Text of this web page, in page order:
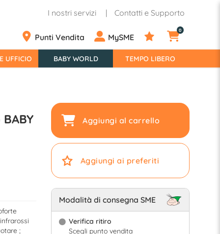
I nostri servizi Contatti e Supporto
Punti Vendita MySME
0
UFFICIO BABY WORLD TEMPO LIBERO
;
Aggiungi al carrello
Aggiungi ai preferiti
Modalità di consegna SME
Verifica ritiro
Scegli punto vendita